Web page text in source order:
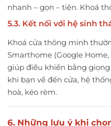
nhanh – gọn – tiện. Khoá
5.3. Kết nối với hệ sinh
Khoá cửa thông minh
Smarthome (Google
giúp điều khiển bằng
khi bạn về đến cửa, hệ
hoà, kéo rèm.
6. Những lưu ý khi